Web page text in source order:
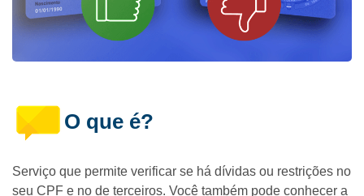
O que é?
Serviço que permite verificar se há dívidas ou restrições no
seu CPF e no de terceiros. Você também pode conhecer a